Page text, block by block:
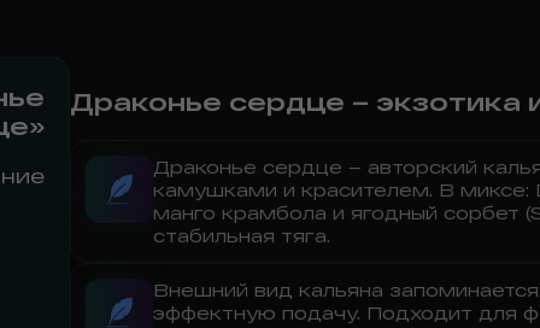
Драконье сердце – экзотика
Драконье сердце – авторский
камушками и красителем. В миксе:
манго крамбола и ягодный сорбет
стабильная тяга.
Внешний вид кальяна
эффектную подачу. Подходит для